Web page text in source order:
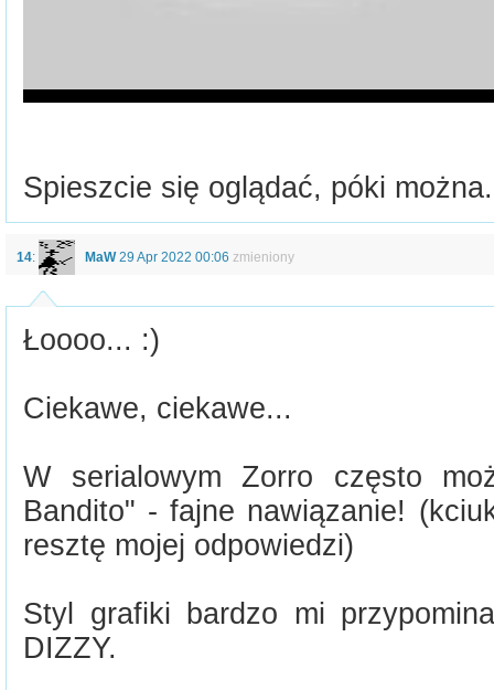
Spieszcie się oglądać, póki
14: MaW 29 Apr 2022 00:06 zmieniony
Łoooo... :)
Ciekawe, ciekawe...
W serialowym Zorro często
Bandito" - fajne nawiązanie!
resztę mojej odpowiedzi)
Styl grafiki bardzo mi
DIZZY.